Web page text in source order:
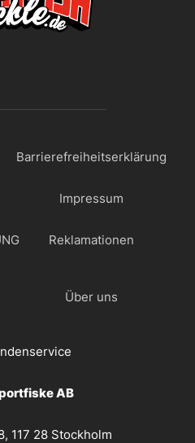
Barrierefreiheitserklärung
Impressum
Reklamationen
Über uns
AB
117 28 Stockholm